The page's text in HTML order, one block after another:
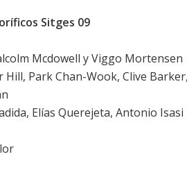
Sitges 09
Mcdowell y Viggo Mortensen
Hill, Park Chan-Wook, Clive
Elías Querejeta, Antonio